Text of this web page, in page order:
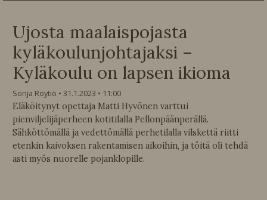
Ujosta maalaispojasta
kyläkoulunjohtajaksi –
Kyläkoulu on lapsen ikioma
Sonja Röytiö 31.1.2023
11:00
Eläköitynyt opettaja Matti Hyvönen varttui
pienviljelijäperheen kotitilalla Pellonpäänperällä.
Sähköttömällä ja vedettömällä perhetilalla vilskettä riitti
etenkin kaivoksen rakentamisen aikoihin, ja töitä oli tehdä
asti myös nuorelle pojanklopille.